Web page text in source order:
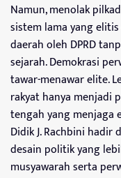
Namun, menolak
sistem lama yang
daerah oleh DPRD
sejarah. Demokrasi
tawar-menawar elite.
rakyat hanya menjadi
tengah yang menjaga
Didik J. Rachbini hadir
desain politik yang
musyawarah serta